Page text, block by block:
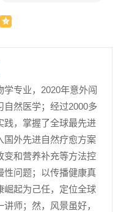
专业，2020年意外闯
自然医学；经过2000多
践，掌握了全球最先进
国外先进自然疗愈方案
变和营养补充等方法控
性问题；以传播健康真
崛起为己任，定位全球
师；然，风景虽好，